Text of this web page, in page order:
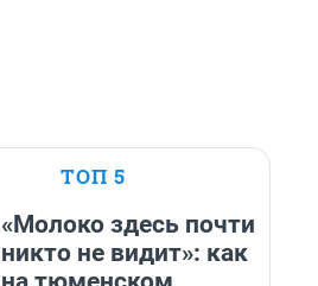
ТОП 5
«Молоко здесь почти
никто не видит»: как